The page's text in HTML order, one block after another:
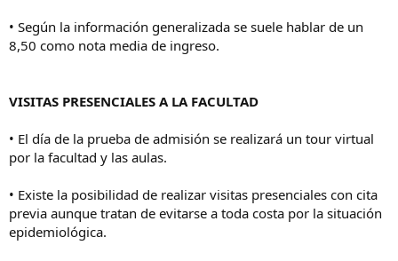
• Según la información generalizada se suele hablar de un
8,50 como nota media de ingreso.
VISITAS PRESENCIALES A LA FACULTAD
• El día de la prueba de admisión se realizará un tour virtual
por la facultad y las aulas.
• Existe la posibilidad de realizar visitas presenciales con cita
previa aunque tratan de evitarse a toda costa por la situación
epidemiológica.